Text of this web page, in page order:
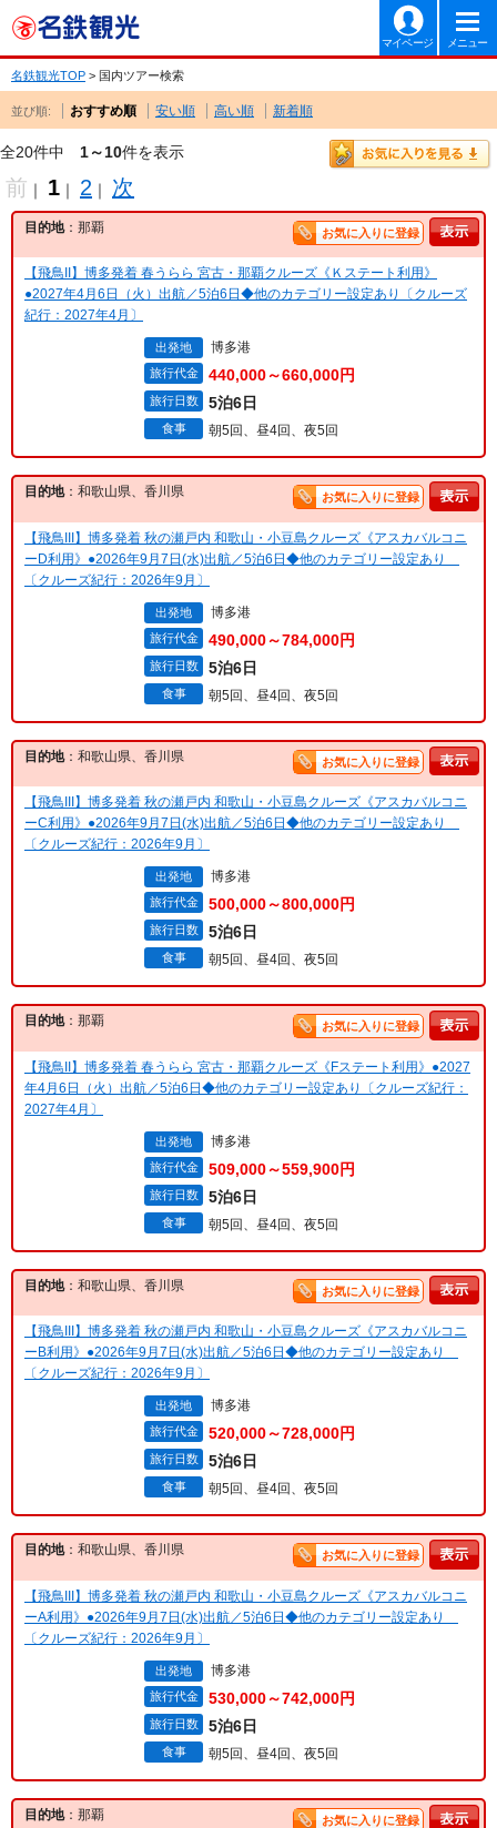
マイページ メニュー
名鉄観光TOP > 国内ツアー検索
並び順: おすすめ順 安い順 高い順 新着順
全20件中 1～10件を表示
前 ｜ 1 ｜ 2 ｜ 次
目的地：那覇 お気に入りに登録
【飛鳥II】博多発着 春うらら 宮古・那覇クルーズ《Ｋステート利用》
●2027年4月6日（火）出航／5泊6日◆他のカテゴリー設定あり〔クルーズ
紀行：2027年4月〕
出発地 博多港
旅行代金 440,000～660,000円
旅行日数 5泊6日
食事 朝5回、昼4回、夜5回
目的地：和歌山県、香川県 お気に入りに登録
【飛鳥III】博多発着 秋の瀬戸内 和歌山・小豆島クルーズ《アスカバルコニ
ーD利用》●2026年9月7日(水)出航／5泊6日◆他のカテゴリー設定あり
〔クルーズ紀行：2026年9月〕
出発地 博多港
旅行代金 490,000～784,000円
旅行日数 5泊6日
食事 朝5回、昼4回、夜5回
目的地：和歌山県、香川県 お気に入りに登録
【飛鳥III】博多発着 秋の瀬戸内 和歌山・小豆島クルーズ《アスカバルコニ
ーC利用》●2026年9月7日(水)出航／5泊6日◆他のカテゴリー設定あり
〔クルーズ紀行：2026年9月〕
出発地 博多港
旅行代金 500,000～800,000円
旅行日数 5泊6日
食事 朝5回、昼4回、夜5回
目的地：那覇 お気に入りに登録
【飛鳥II】博多発着 春うらら 宮古・那覇クルーズ《Fステート利用》●2027
年4月6日（火）出航／5泊6日◆他のカテゴリー設定あり〔クルーズ紀行：
2027年4月〕
出発地 博多港
旅行代金 509,000～559,900円
旅行日数 5泊6日
食事 朝5回、昼4回、夜5回
目的地：和歌山県、香川県 お気に入りに登録
【飛鳥III】博多発着 秋の瀬戸内 和歌山・小豆島クルーズ《アスカバルコニ
ーB利用》●2026年9月7日(水)出航／5泊6日◆他のカテゴリー設定あり
〔クルーズ紀行：2026年9月〕
出発地 博多港
旅行代金 520,000～728,000円
旅行日数 5泊6日
食事 朝5回、昼4回、夜5回
目的地：和歌山県、香川県 お気に入りに登録
【飛鳥III】博多発着 秋の瀬戸内 和歌山・小豆島クルーズ《アスカバルコニ
ーA利用》●2026年9月7日(水)出航／5泊6日◆他のカテゴリー設定あり
〔クルーズ紀行：2026年9月〕
出発地 博多港
旅行代金 530,000～742,000円
旅行日数 5泊6日
食事 朝5回、昼4回、夜5回
目的地：那覇 お気に入りに登録